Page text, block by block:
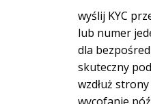
wyślij KYC
lub numer
dla
skuteczny
wzdłuż